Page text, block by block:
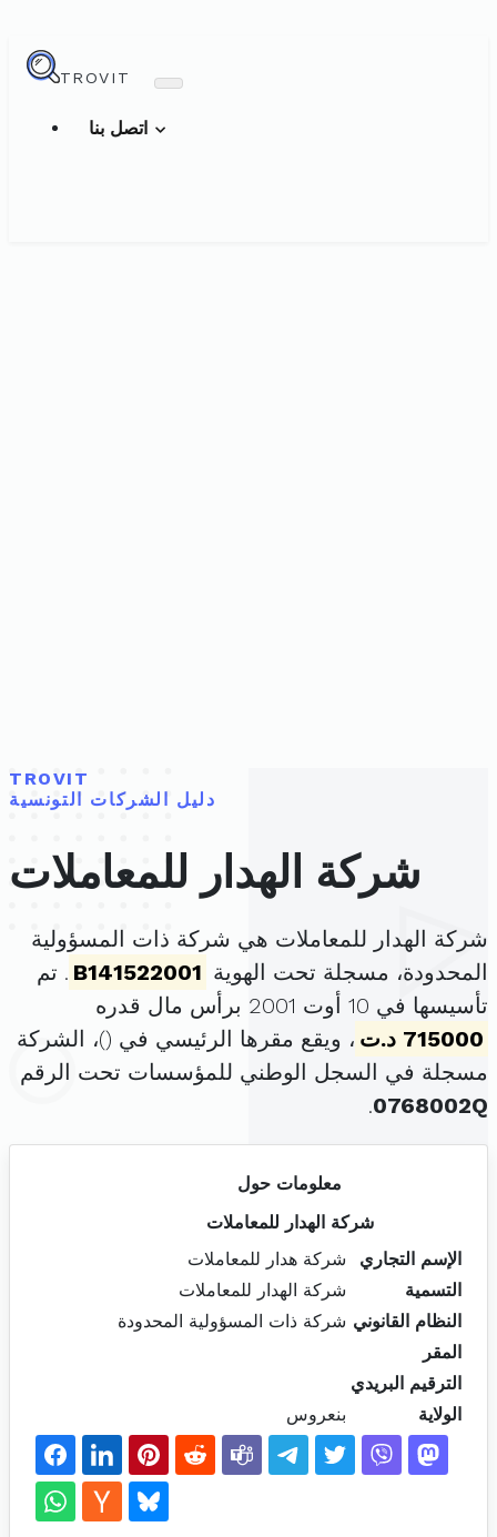
TROVIT
TROVIT
دليل الشركات التونسية
شركة الهدار للمعاملات
شركة الهدار للمعاملات هي شركة ذات المسؤولية
المحدودة، مسجلة تحت الهوية B141522001 . تم
تأسيسها في 10 أوت 2001 برأس مال قدره
715000 د.ت
، ويقع مقرها الرئيسي في ()، الشركة
مسجلة في السجل الوطني للمؤسسات تحت الرقم
0768002Q
.
معلومات حول
شركة الهدار للمعاملات
الإسم التجاري
شركة هدار للمعاملات
التسمية
شركة الهدار للمعاملات
النظام القانوني شركة ذات المسؤولية المحدودة
المقر
الترقيم البريدي
الولاية
بنعروس